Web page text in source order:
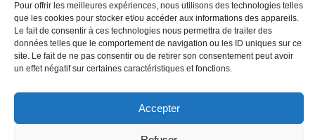
Pour offrir les meilleures expériences, nous utilisons des technologies telles
que les cookies pour stocker et/ou accéder aux informations des appareils.
Le fait de consentir à ces technologies nous permettra de traiter des
données telles que le comportement de navigation ou les ID uniques sur ce
site. Le fait de ne pas consentir ou de retirer son consentement peut avoir
un effet négatif sur certaines caractéristiques et fonctions.
Accepter
Nous contacter
Conditions Générales de Ventes
Politique de confidentialité
Mentions légales